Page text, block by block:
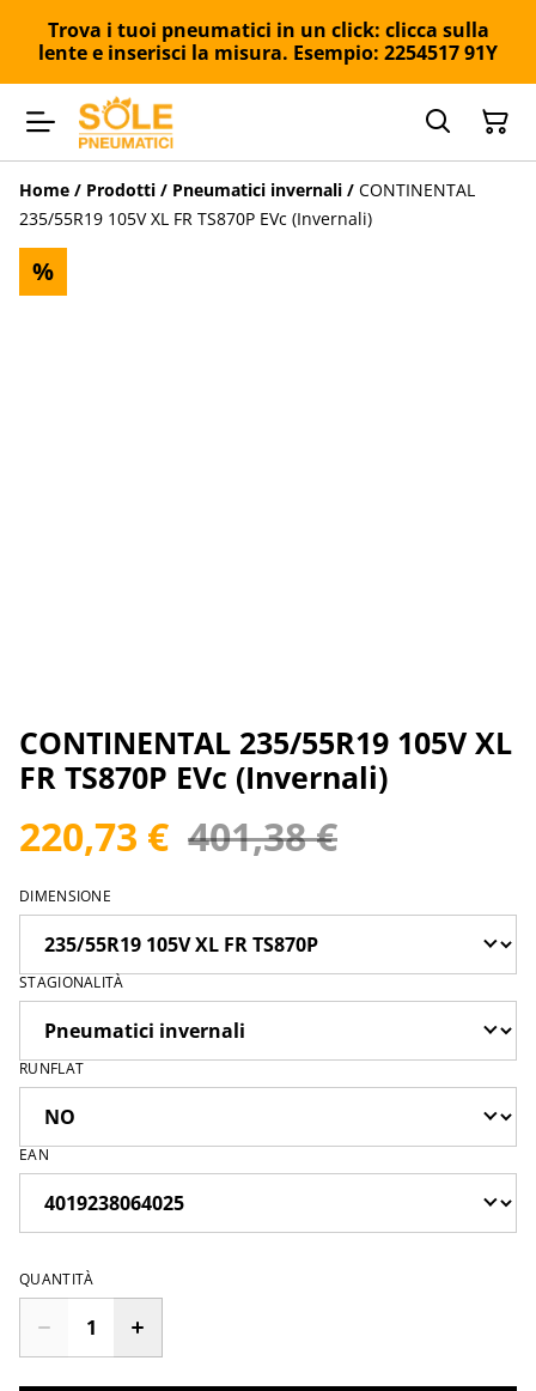
Trova i tuoi pneumatici in un click: clicca sulla
lente e inserisci la misura. Esempio: 2254517 91Y
Home / Prodotti / Pneumatici invernali / CONTINENTAL
235/55R19 105V XL FR TS870P EVc (Invernali)
%
CONTINENTAL 235/55R19 105V XL
FR TS870P EVc (Invernali)
220,73 € 401,38 €
DIMENSIONE
STAGIONALITÀ
RUNFLAT
EAN
QUANTITÀ